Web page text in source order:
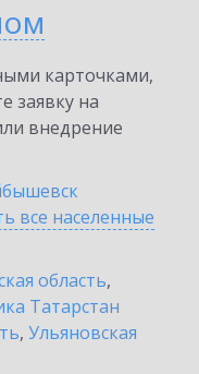
карточками,
заявку на
внедрение
все населенные
область,
Татарстан
, Ульяновская